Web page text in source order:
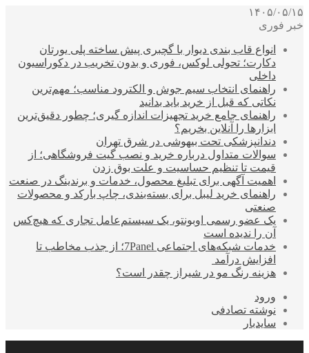
۱۴۰۵/۰۵/۱۵
خبر فوری
انواع قاب بندی دیوار با گچبری پیش ساخته پلی یورتان
دکارت؛ تحولی لوکس، فوری و بدون تخریب در دکوراسیون
داخلی
راهنمای انتخاب سیم جوش و الکترود مناسب؛ مهم‌ترین
نکاتی که قبل از خرید باید بدانید
راهنمای جامع خرید تجهیزات اندازه گیری؛ چطور دقیق‌ترین
ابزارها را آنلاین بخریم؟
دندانپزشکی تحت بیهوشی در شرق تهران
سوالات متداول درباره خرید و نصب گیت فروشگاهی؛ از
قیمت تا تنظیم حساسیت و علت بوق زدن
اهمیت آگهی برای تبلیغ محصول، خدمات و برندینگ در صنعت
راهنمای خرید لیبل برای بسته‌بندی، چاپ بارکد و محصولات
صنعتی
یک عضو رسمی اوبونتو، یک سیستم‌عامل تجاری که هیچ‌کس
آن را ندیده است
خدمات شبکه‌های اجتماعی 7Panel؛ از جذب مخاطب تا
افزایش درآمد
هزینه رنگ مو در شیراز چقدر است؟
ورود
نوشته تصادفی
سایدبار